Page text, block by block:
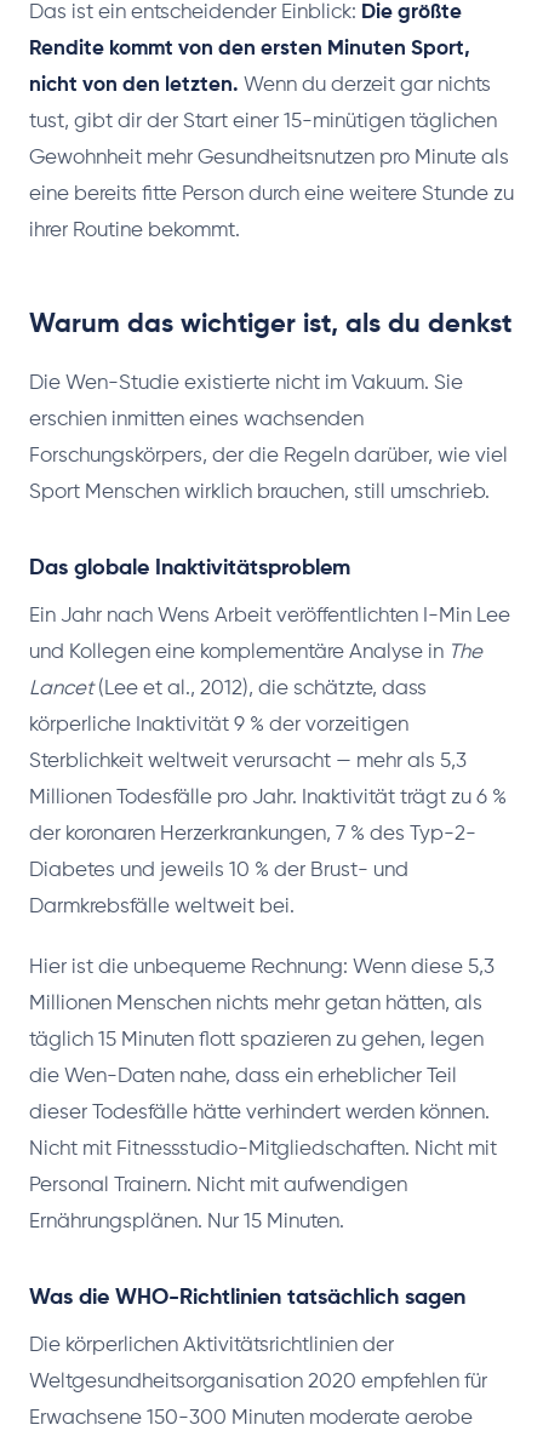
Das ist ein entscheidender Einblick: Die größte
Rendite kommt von den ersten Minuten Sport,
nicht von den letzten. Wenn du derzeit gar nichts
tust, gibt dir der Start einer 15-minütigen täglichen
Gewohnheit mehr Gesundheitsnutzen pro Minute als
eine bereits fitte Person durch eine weitere Stunde zu
ihrer Routine bekommt.
Warum das wichtiger ist, als du denkst
Die Wen-Studie existierte nicht im Vakuum. Sie
erschien inmitten eines wachsenden
Forschungskörpers, der die Regeln darüber, wie viel
Sport Menschen wirklich brauchen, still umschrieb.
Das globale Inaktivitätsproblem
Ein Jahr nach Wens Arbeit veröffentlichten I-Min Lee
und Kollegen eine komplementäre Analyse in The
Lancet(Lee et al., 2012), die schätzte, dass
körperliche Inaktivität 9 % der vorzeitigen
Sterblichkeit weltweit verursacht — mehr als 5,3
Millionen Todesfälle pro Jahr. Inaktivität trägt zu 6 %
der koronaren Herzerkrankungen, 7 % des Typ-2-
Diabetes und jeweils 10 % der Brust- und
Darmkrebsfälle weltweit bei.
Hier ist die unbequeme Rechnung: Wenn diese 5,3
Millionen Menschen nichts mehr getan hätten, als
täglich 15 Minuten flott spazieren zu gehen, legen
die Wen-Daten nahe, dass ein erheblicher Teil
dieser Todesfälle hätte verhindert werden können.
Nicht mit Fitnessstudio-Mitgliedschaften. Nicht mit
Personal Trainern. Nicht mit aufwendigen
Ernährungsplänen. Nur 15 Minuten.
Was die WHO-Richtlinien tatsächlich sagen
Die körperlichen Aktivitätsrichtlinien der
Weltgesundheitsorganisation 2020 empfehlen für
Erwachsene 150-300 Minuten moderate aerobe